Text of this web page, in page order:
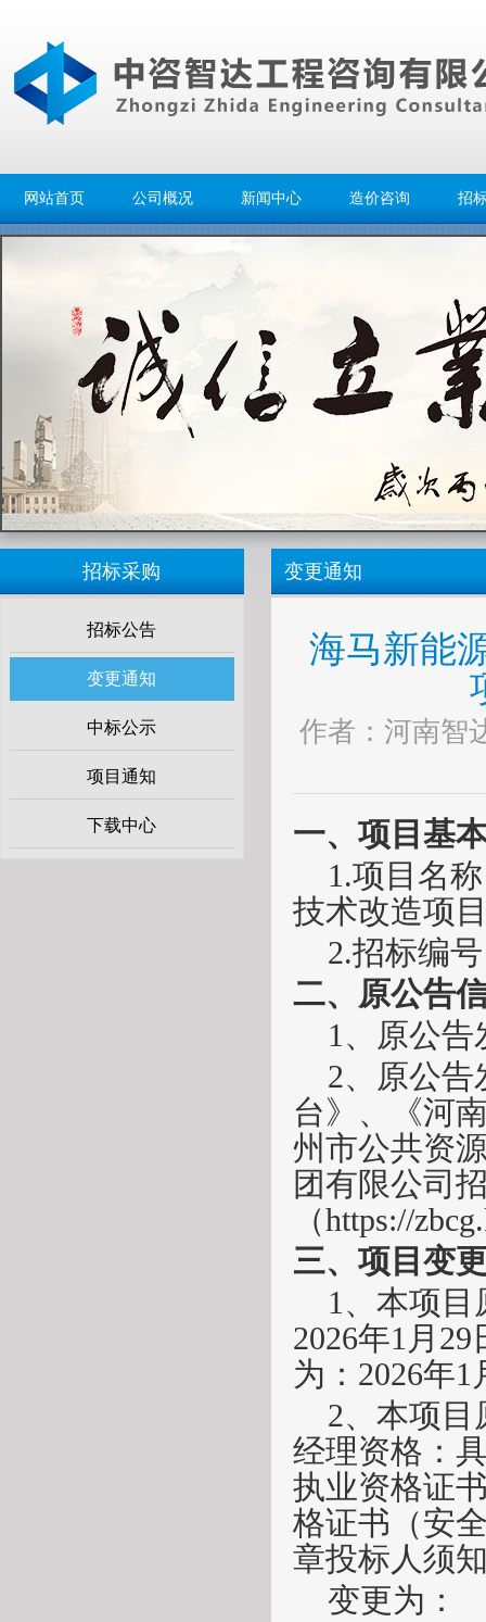
网站首页 公司概况 新闻中心 造价咨询 招
招标采购
招标公告
变更通知
中标公示
项目通知
下载中心
变更通知
海马新能
作者：河南
一、项目基
1.项目名
技术改造项
2.招标编
二、原公告
1、原公告
2、原公告
台》、《河
州市公共资
团有限公司
（https://
三、项目变
1、本项目
2026年1月
为： 2026年1
2、本项目
经理资格：
执业资格证
格证书（安
章投标人须
变更为：